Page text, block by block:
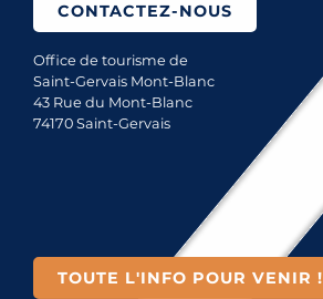
CONTACTEZ-NOUS
Office de tourisme de
Saint-Gervais Mont-Blanc
43 Rue du Mont-Blanc
74170 Saint-Gervais
TOUTE L'INFO POUR VENIR !